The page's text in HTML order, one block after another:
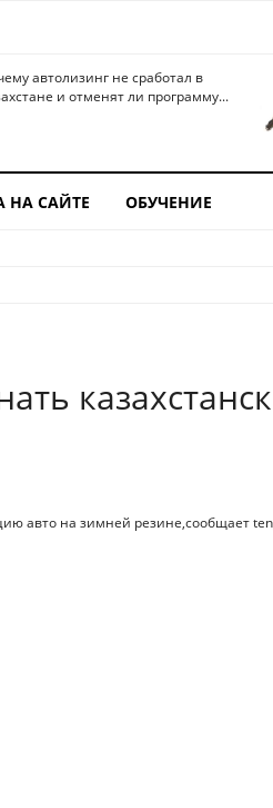
автолизинг не сработал в
и отменят ли программу...
НА САЙТЕ ОБУЧЕНИЕ
авто на зимней резине,сообщает